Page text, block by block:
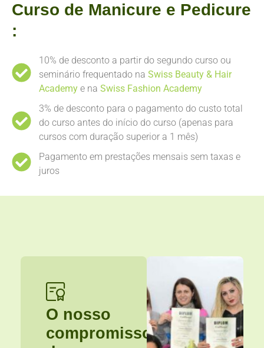
Curso de Manicure e Pedicure
:
10% de desconto a partir do segundo curso ou
seminário frequentado naSwiss Beauty & Hair
Academy e naSwiss Fashion Academy
3% de desconto para o pagamento do custo total
do curso antes do início do curso (apenas para
cursos com duração superior a 1 mês)
Pagamento em prestações mensais sem taxas e
juros
O nosso
compromisso